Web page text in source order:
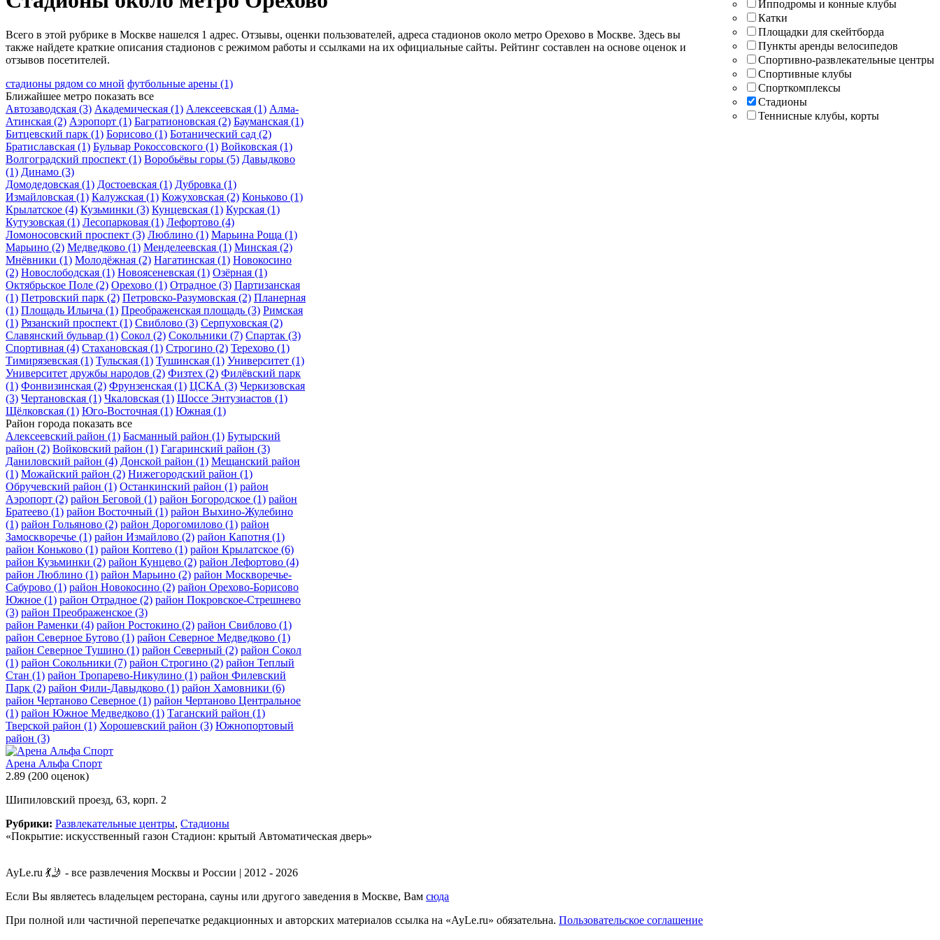
Ипподромы и конные клубы
Катки
Площадки для скейтборда
Пункты аренды велосипедов
Спортивно-развлекательные центры
Спортивные клубы
Спорткомплексы
Стадионы
Теннисные клубы, корты
Всего в этой рубрике в Москве нашелся 1 адрес. Отзывы, оценки пользователей, адреса стадионов около метро Орехово в Москве. Здесь вы
также найдете краткие описания стадионов с режимом работы и ссылками на их официальные сайты. Рейтинг составлен на основе оценок и
отзывов посетителей.
стадионы рядом со мной футбольные арены (1)
Ближайшее метро показать все
Автозаводская (3) Академическая (1) Алексеевская (1) Алма-
Атинская (2) Аэропорт (1) Багратионовская (2) Бауманская (1)
Битцевский парк (1) Борисово (1) Ботанический сад (2)
Братиславская (1) Бульвар Рокоссовского (1) Войковская (1)
Волгоградский проспект (1) Воробьёвы горы (5) Давыдково
(1) Динамо (3)
Домодедовская (1) Достоевская (1) Дубровка (1)
Измайловская (1) Калужская (1) Кожуховская (2) Коньково (1)
Крылатское (4) Кузьминки (3) Кунцевская (1) Курская (1)
Кутузовская (1) Лесопарковая (1) Лефортово (4)
Ломоносовский проспект (3) Люблино (1) Марьина Роща (1)
Марьино (2) Медведково (1) Менделеевская (1) Минская (2)
Мнёвники (1) Молодёжная (2) Нагатинская (1) Новокосино
(2) Новослободская (1) Новоясеневская (1) Озёрная (1)
Октябрьское Поле (2) Орехово (1) Отрадное (3) Партизанская
(1) Петровский парк (2) Петровско-Разумовская (2) Планерная
(1) Площадь Ильича (1) Преображенская площадь (3) Римская
(1) Рязанский проспект (1) Свиблово (3) Серпуховская (2)
Славянский бульвар (1) Сокол (2) Сокольники (7) Спартак (3)
Спортивная (4) Стахановская (1) Строгино (2) Терехово (1)
Тимирязевская (1) Тульская (1) Тушинская (1) Университет (1)
Университет дружбы народов (2) Физтех (2) Филёвский парк
(1) Фонвизинская (2) Фрунзенская (1) ЦСКА (3) Черкизовская
(3) Чертановская (1) Чкаловская (1) Шоссе Энтузиастов (1)
Щёлковская (1) Юго-Восточная (1) Южная (1)
Район города показать все
Алексеевский район (1) Басманный район (1) Бутырский
район (2) Войковский район (1) Гагаринский район (3)
Даниловский район (4) Донской район (1) Мещанский район
(1) Можайский район (2) Нижегородский район (1)
Обручевский район (1) Останкинский район (1) район
Аэропорт (2) район Беговой (1) район Богородское (1) район
Братеево (1) район Восточный (1) район Выхино-Жулебино
(1) район Гольяново (2) район Дорогомилово (1) район
Замоскворечье (1) район Измайлово (2) район Капотня (1)
район Коньково (1) район Коптево (1) район Крылатское (6)
район Кузьминки (2) район Кунцево (2) район Лефортово (4)
район Люблино (1) район Марьино (2) район Москворечье-
Сабурово (1) район Новокосино (2) район Орехово-Борисово
Южное (1) район Отрадное (2) район Покровское-Стрешнево
(3) район Преображенское (3)
район Раменки (4) район Ростокино (2) район Свиблово (1)
район Северное Бутово (1) район Северное Медведково (1)
район Северное Тушино (1) район Северный (2) район Сокол
(1) район Сокольники (7) район Строгино (2) район Теплый
Стан (1) район Тропарево-Никулино (1) район Филевский
Парк (2) район Фили-Давыдково (1) район Хамовники (6)
район Чертаново Северное (1) район Чертаново Центральное
(1) район Южное Медведково (1) Таганский район (1)
Тверской район (1) Хорошевский район (3) Южнопортовый
район (3)
Арена Альфа Спорт
2.89 (200 оценок)
Шипиловский проезд, 63, корп. 2
Рубрики: Развлекательные центры, Стадионы
«Покрытие: искусственный газон Стадион: крытый Автоматическая дверь»
AyLe.ru 💃🤳 - все развлечения Москвы и России | 2012 - 2026
Если Вы являетесь владельцем ресторана, сауны или другого заведения в Москве, Вам сюда
При полной или частичной перепечатке редакционных и авторских материалов ссылка на «AyLe.ru» обязательна. Пользовательское соглашение